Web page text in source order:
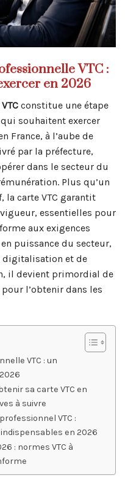
VTC :
en 2026
constitue une étape
souhaitent exercer
France, à l’aube de
par la préfecture,
dans le secteur du
Plus qu’un
carte VTC garantit
essentielles pour
aux exigences
puissance du secteur,
digitalisation et de
il devient primordial de
l’obtenir dans les
VTC : un
sa carte VTC en
à suivre
VTC :
en 2026
: normes VTC à